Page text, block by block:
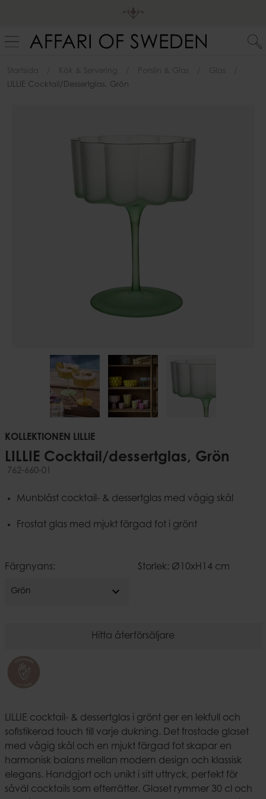
Startsida Kök & Servering Porslin & Glas
Glas
LILLIE Cocktail/dessertglas, Grön
KOLLEKTIONEN LILLIE
LILLIE Cocktail/dessertglas, Grön
762-660-01
Munblåst cocktail- & dessertglas med vågig skål
Frostat glas med mjukt färgad fot i grönt
Färgnyans:
Grön expand_more
Storlek: Ø10xH14 cm
Hitta återförsäljare
LILLIE cocktail- & dessertglas i grönt ger en lekfull och
sofistikerad touch till varje dukning. Det frostade glaset
med vågig skål och en mjukt färgad fot skapar en
harmonisk balans mellan modern design och klassisk
elegans. Handgjort och unikt i sitt uttryck, perfekt för
såväl cocktails som efterrätter. Glaset rymmer 30 cl och